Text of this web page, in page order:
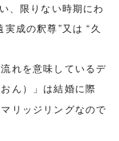
、限りない時期にわ
成の釈尊”又は “久
れを意味しているデ
おん）」は結婚に際
リッジリングなので